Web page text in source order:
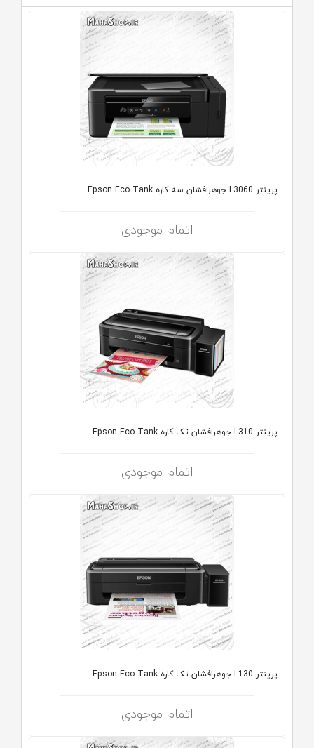
پرینتر L3060 جوهرافشان سه کاره Epson Eco Tank
اتمام موجودی
پرینتر L310 جوهرافشان تک کاره Epson Eco Tank
اتمام موجودی
پرینتر L130 جوهرافشان تک کاره Epson Eco Tank
اتمام موجودی